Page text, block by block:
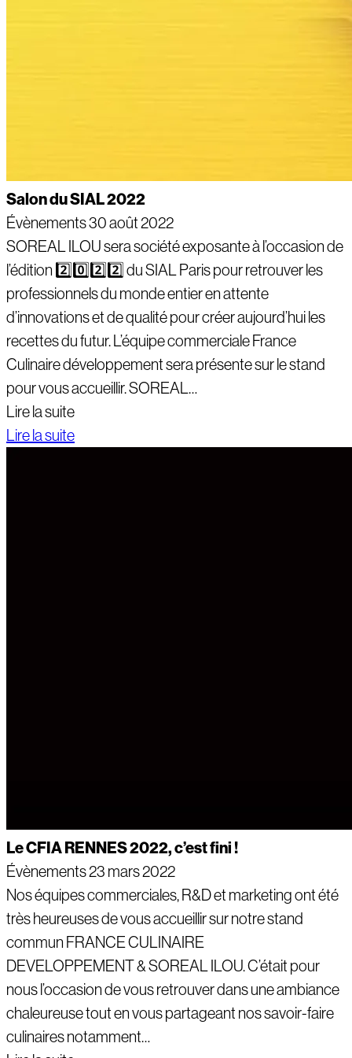
Salon du SIAL 2022
Évènements30 août 2022
SOREAL ILOU sera société exposante à l’occasion de
l’édition 2️⃣0️⃣2️⃣2️⃣ du SIAL Paris pour retrouver les
professionnels du monde entier en attente
d’innovations et de qualité pour créer aujourd’hui les
recettes du futur. L’équipe commerciale France
Culinaire développement sera présente sur le stand
pour vous accueillir. SOREAL…
Lire la suite
Lire la suite
Le CFIA RENNES 2022, c’est fini !
Évènements23 mars 2022
Nos équipes commerciales, R&D et marketing ont été
très heureuses de vous accueillir sur notre stand
commun FRANCE CULINAIRE
DEVELOPPEMENT & SOREAL ILOU. C’était pour
nous l’occasion de vous retrouver dans une ambiance
chaleureuse tout en vous partageant nos savoir-faire
culinaires notamment…